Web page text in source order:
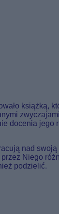
książką,
docenia jego
nad
Niego
podzielić.